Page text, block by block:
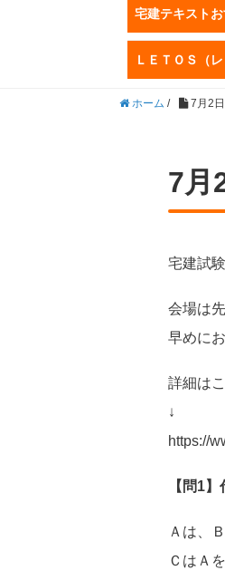
宅建テキスト
ＬＥＴＯＳ（
ホーム / 7月2
7月
宅建試
会場は
早めに
詳細は
↓
https://
【問1】
Ａは、
ＣはＡ